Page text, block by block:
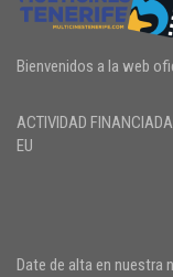
Bienvenidos a la web
ACTIVIDAD
EU
Date de alta en nuestra